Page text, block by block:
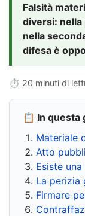
Falsità
diversi: nella
nella
difesa è
⏱ 20 minuti di
📋 In questa
Materiale
Atto
Esiste
La perizia
Firmare